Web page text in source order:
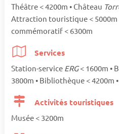
Théâtre < 4200m • Château
Attraction touristique < 5000m
commémoratif < 6300m
Services
Station-service ERG< 1600m •
3800m • Bibliothèque < 4200m
Activités touristiques
Musée < 3200m